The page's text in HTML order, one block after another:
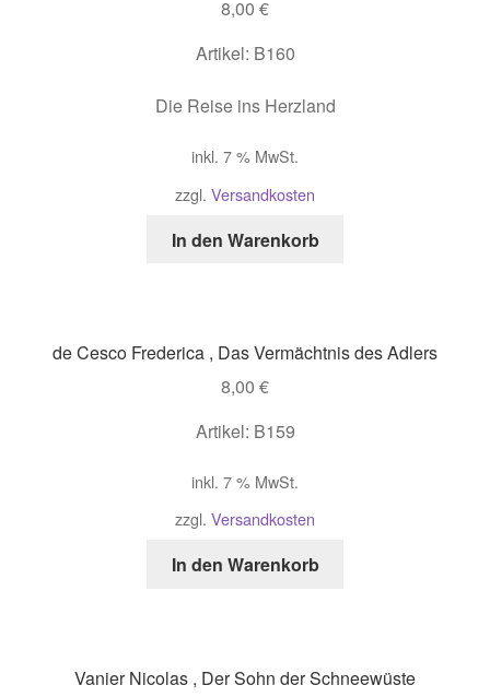
8,00 €
Artikel: B160
Die Reise ins Herzland
inkl. 7 % MwSt.
zzgl. Versandkosten
In den Warenkorb
de Cesco Frederica , Das Vermächtnis des Adlers
8,00 €
Artikel: B159
inkl. 7 % MwSt.
zzgl. Versandkosten
In den Warenkorb
Vanier Nicolas , Der Sohn der Schneewüste